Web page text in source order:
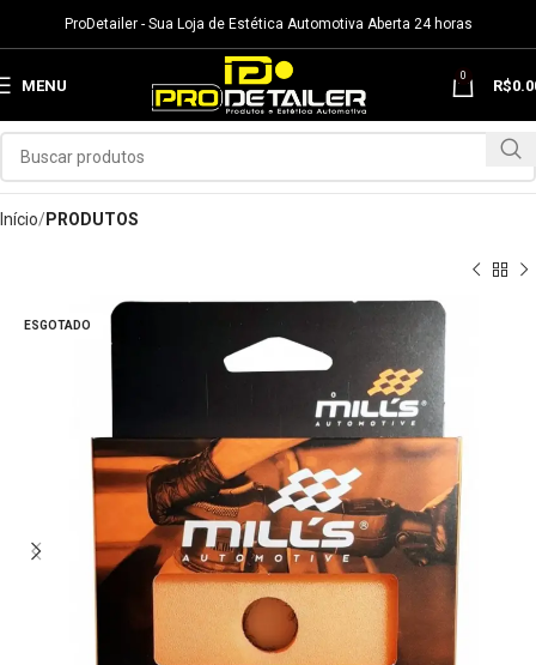
ProDetailer - Sua Loja de Estética Automotiva Aberta 24 horas
MENU
0
R$
Início PRODUTOS
ESGOTADO